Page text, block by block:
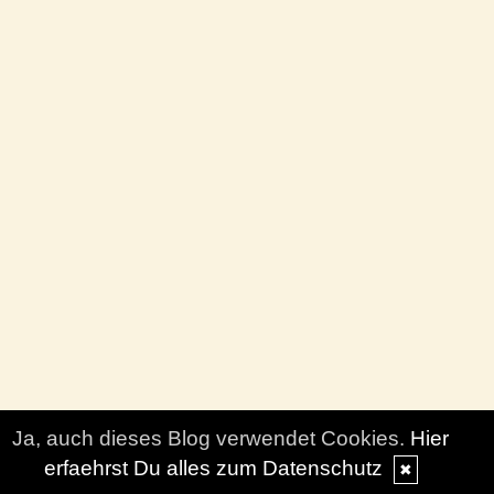
Ja, auch dieses Blog verwendet Cookies. Hier
erfaehrst Du alles zum Datenschutz
✖